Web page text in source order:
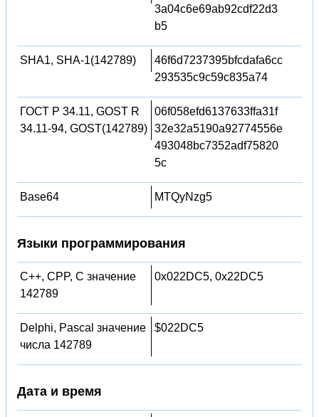
3a04c6e69ab92cdf22d3
b5
SHA1, SHA-1(142789)
46f6d7237395bfcdafa6cc
293535c9c59c835a74
ГОСТ Р 34.11, GOST R
34.11-94, GOST(142789)
06f058efd6137633ffa31f
32e32a5190a92774556e
493048bc7352adf75820
5c
Base64 MTQyNzg5
Языки программирования
C++, CPP, C значение
142789
0x022DC5, 0x22DC5
Delphi, Pascal значение
числа 142789
$022DC5
Дата и время